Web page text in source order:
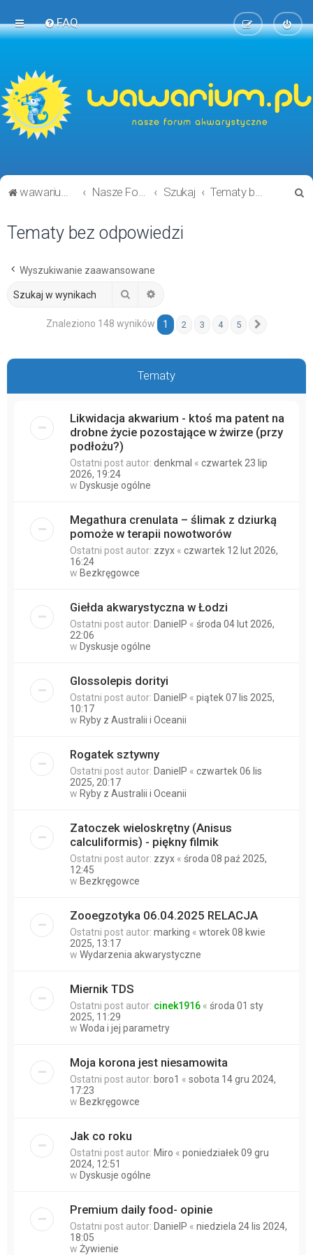
FAQ
wawarium.pl Nasze Forum Akwarystyczne Szukaj Tematy bez odpowiedzi
Tematy bez odpowiedzi
Wyszukiwanie zaawansowane
Szukaj
Znaleziono 148 wyników 1 2 3 4 5
Tematy
Likwidacja akwarium - ktoś ma patent na
drobne życie pozostające w żwirze (przy
podłożu?)
Ostatni post autor: denkmal « czwartek 23 lip
2026, 19:24
w Dyskusje ogólne
Megathura crenulata – ślimak z dziurką
pomoże w terapii nowotworów
Ostatni post autor: zzyx « czwartek 12 lut 2026,
16:24
w Bezkręgowce
Giełda akwarystyczna w Łodzi
Ostatni post autor: DanielP « środa 04 lut 2026,
22:06
w Dyskusje ogólne
Glossolepis dorityi
Ostatni post autor: DanielP « piątek 07 lis 2025,
10:17
w Ryby z Australii i Oceanii
Rogatek sztywny
Ostatni post autor: DanielP « czwartek 06 lis
2025, 20:17
w Ryby z Australii i Oceanii
Zatoczek wieloskrętny (Anisus
calculiformis) - piękny filmik
Ostatni post autor: zzyx « środa 08 paź 2025,
12:45
w Bezkręgowce
Zooegzotyka 06.04.2025 RELACJA
Ostatni post autor: marking « wtorek 08 kwie
2025, 13:17
w Wydarzenia akwarystyczne
Miernik TDS
Ostatni post autor: cinek1916 « środa 01 sty
2025, 11:29
w Woda i jej parametry
Moja korona jest niesamowita
Ostatni post autor: boro1 « sobota 14 gru 2024,
17:23
w Bezkręgowce
Jak co roku
Ostatni post autor: Miro « poniedziałek 09 gru
2024, 12:51
w Dyskusje ogólne
Premium daily food- opinie
Ostatni post autor: DanielP « niedziela 24 lis 2024,
18:05
w Żywienie